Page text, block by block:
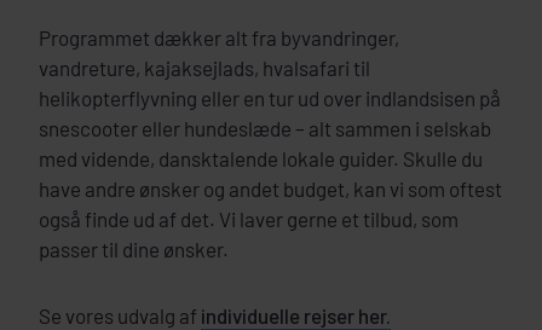
Programmet dækker alt fra byvandringer,
vandreture, kajaksejlads, hvalsafari til
helikopterflyvning eller en tur ud over indlandsisen på
snescooter eller hundeslæde – alt sammen i selskab
med vidende, dansktalende lokale guider. Skulle du
have andre ønsker og andet budget, kan vi som oftest
også finde ud af det. Vi laver gerne et tilbud, som
passer til dine ønsker.
Se vores udvalg af individuelle rejser her.